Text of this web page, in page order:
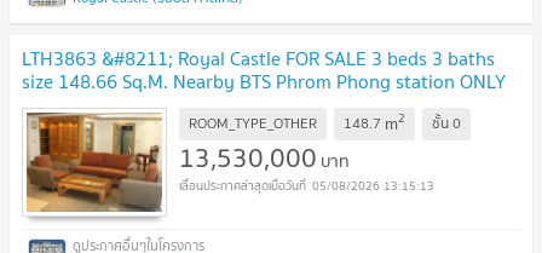
LTH3863 &#8211; Royal Castle FOR SALE 3 beds 3 baths
size 148.66 Sq.M. Nearby BTS Phrom Phong station ONLY
13.53 MB
ROOM_TYPE_OTHER 148.7 m2 ชั้น0
13,530,000 บาท
05/08/2026 13:15:13